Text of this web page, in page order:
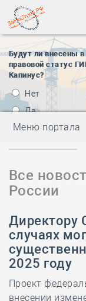
Будут ли внесены
правовой статус
Капинус?
Нет
Да
Меню портала
Все
России
Директору
случаях
2025 году
Проект
внесении